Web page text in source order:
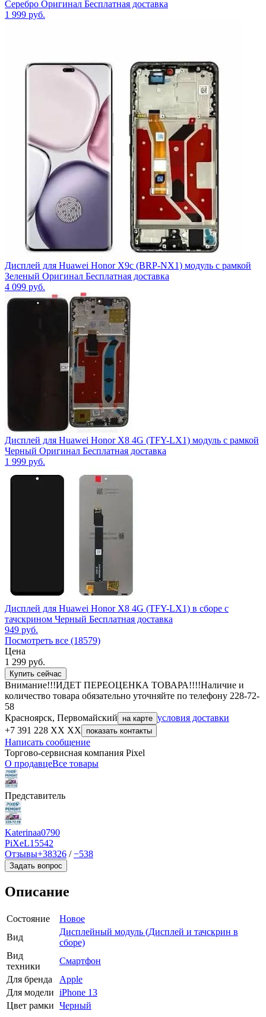
Серебро Оригинал Бесплатная доставка
1 999 руб.
Дисплей для Huawei Honor X9c (BRP-NX1) модуль с рамкой
Зеленый Оригинал Бесплатная доставка
4 099 руб.
Дисплей для Huawei Honor X8 4G (TFY-LX1) модуль с рамкой
Черный Оригинал Бесплатная доставка
1 999 руб.
Дисплей для Huawei Honor X8 4G (TFY-LX1) в сборе с
тачскрином Черный Бесплатная доставка
949 руб.
Посмотреть все (18579)
Цена
1 299 руб.
Купить сейчас
Внимание!!!ИДЕТ ПЕРЕОЦЕНКА ТОВАРА!!!!Наличие и
количество товара обязательно уточняйте по телефону 228-72-
58
Красноярск, Первомайский
на карте условия доставки
+7 391 228 XX XX
показать контакты
Написать сообщение
Торгово-сервисная компания Pixel
О продавцеВсе товары
Представитель
Katerinaa0790
PiXeL15542
Отзывы+38326 /−538
Задать вопрос
Описание
Состояние
Новое
Вид
Дисплейный модуль (Дисплей и тачскрин в
сборе)
Вид
техники
Смартфон
Для бренда
Apple
Для модели iPhone 13
Цвет рамки Черный